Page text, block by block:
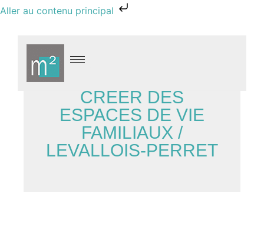
Aller au contenu principal
CRÉER DES
ESPACES DE VIE
FAMILIAUX /
LEVALLOIS-PERRET